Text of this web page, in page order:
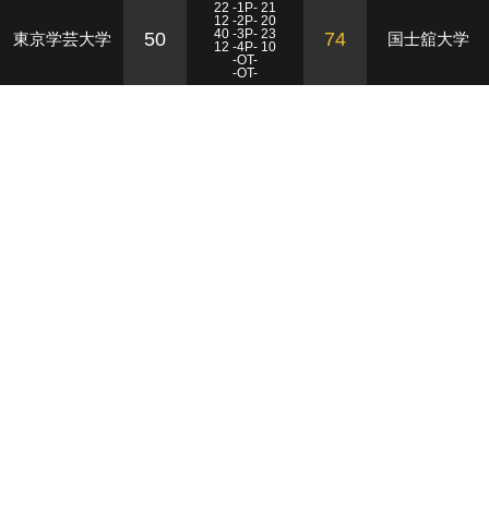
東京学芸大学 50
22 -1P- 21
12 -2P- 20
40 -3P- 23
12 -4P- 10
-OT-
-OT-
74 国士舘大学